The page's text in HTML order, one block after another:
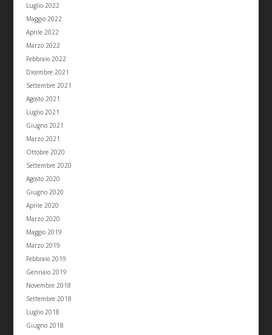
Luglio 2022
Maggio 2022
Aprile 2022
Marzo 2022
Febbraio 2022
Dicembre 2021
Settembre 2021
Agosto 2021
Luglio 2021
Giugno 2021
Marzo 2021
Ottobre 2020
Settembre 2020
Agosto 2020
Giugno 2020
Aprile 2020
Marzo 2020
Maggio 2019
Marzo 2019
Febbraio 2019
Gennaio 2019
Novembre 2018
Settembre 2018
Luglio 2018
Giugno 2018